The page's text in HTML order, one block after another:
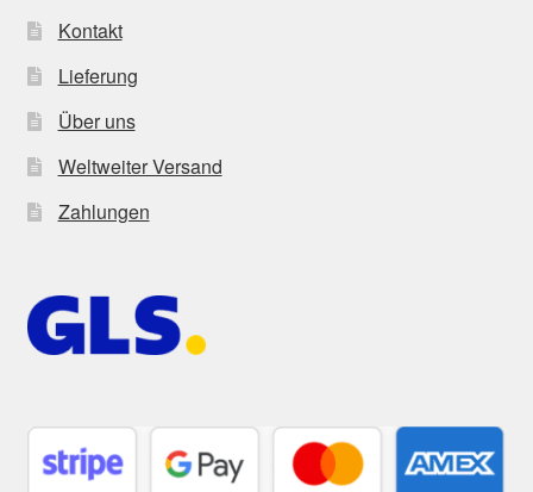
Kontakt
Lieferung
Über uns
Weltweiter Versand
Zahlungen